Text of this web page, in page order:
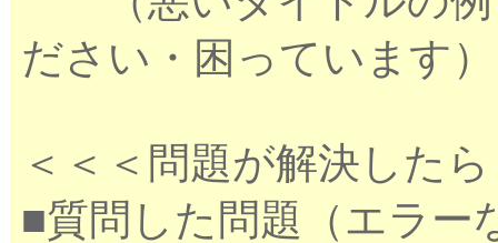
ださい・困っています）
＜＜＜問題が解決した
■質問した問題（エラー